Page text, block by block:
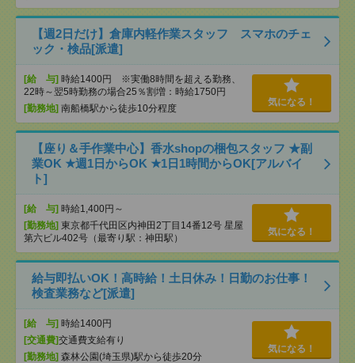
【週2日だけ】倉庫内軽作業スタッフ スマホのチェ
ック・検品[派遣]
[給 与] 時給1400円 ※実働8時間を超える勤務、
22時～翌5時勤務の場合25％割増：時給1750円
[勤務地] 南船橋駅から徒歩10分程度
気になる！
【座り＆手作業中心】香水shopの梱包スタッフ ★副
業OK ★週1日からOK ★1日1時間からOK[アルバイ
ト]
[給 与] 時給1,400円～
[勤務地] 東京都千代田区内神田2丁目14番12号 星屋
第六ビル402号（最寄り駅：神田駅）
気になる！
給与即払いOK！高時給！土日休み！日勤のお仕事！
検査業務など[派遣]
[給 与] 時給1400円
[交通費]交通費支給有り
[勤務地] 森林公園(埼玉県)駅から徒歩20分
気になる！